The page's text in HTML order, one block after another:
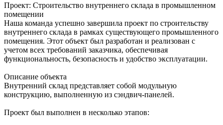
Проект: Строительство внутреннего склада в промышленном
помещении
Наша команда успешно завершила проект по строительству
внутреннего склада в рамках существующего промышленного
помещения. Этот объект был разработан и реализован с
учетом всех требований заказчика, обеспечивая
функциональность, безопасность и удобство эксплуатации.
Описание объекта
Внутренний склад представляет собой модульную
конструкцию, выполненную из сэндвич-панелей.
Проект был выполнен в несколько этапов: